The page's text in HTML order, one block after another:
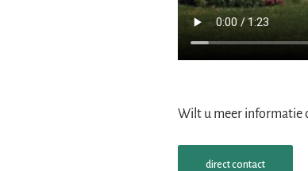
Wilt u meer informatie
direct contact